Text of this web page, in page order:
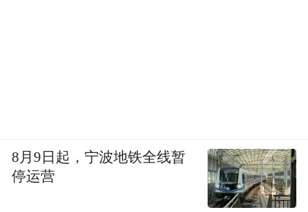
8月9日起，宁波地铁全线暂
停运营